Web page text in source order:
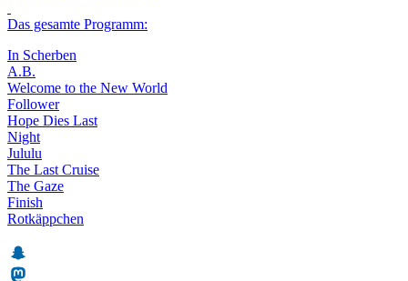
Das gesamte Programm:
In Scherben
A.B.
Welcome to the New World
Follower
Hope Dies Last
Night
Jululu
The Last Cruise
The Gaze
Finish
Rotkäppchen
Snapchat